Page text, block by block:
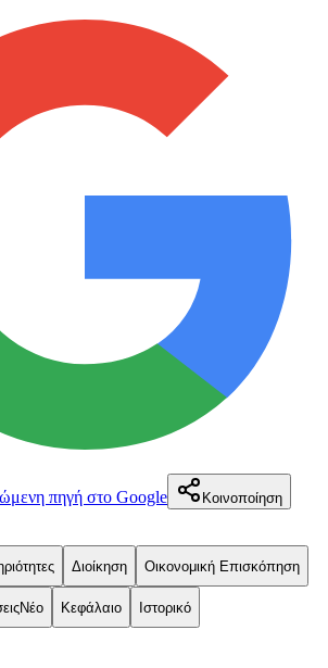
πηγή στο Google Κοινοποίηση
Διοίκηση Οικονομική Επισκόπηση
Νέο Κεφάλαιο Ιστορικό